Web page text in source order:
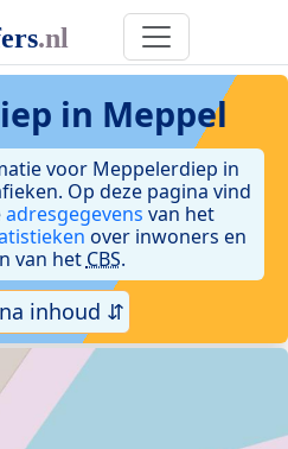
in Meppel
voor Meppelerdiep in
Op deze pagina vind
adresgegevens van het
over inwoners en
van het CBS.
inhoud ⇵